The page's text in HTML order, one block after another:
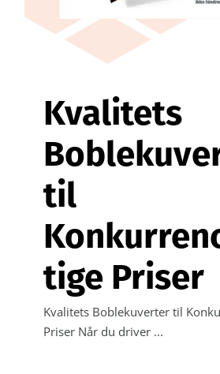
Kvalitets
til
tige Priser
Kvalitets Boblekuverter til
Priser Når du driver ...